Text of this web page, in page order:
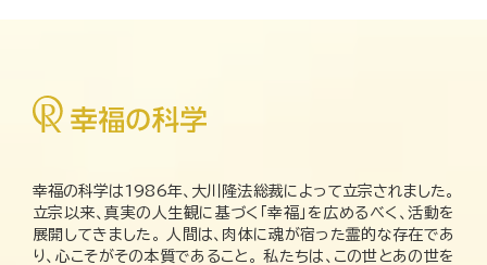
幸福の科学は1986年、大川隆法総裁によって立宗されました。
立宗以来、真実の人生観に基づく「幸福」を広めるべく、活動を
展開してきました。 人間は、肉体に魂が宿った霊的な存在であ
り、心こそがその本質であること。 私たちは、この世とあの世を